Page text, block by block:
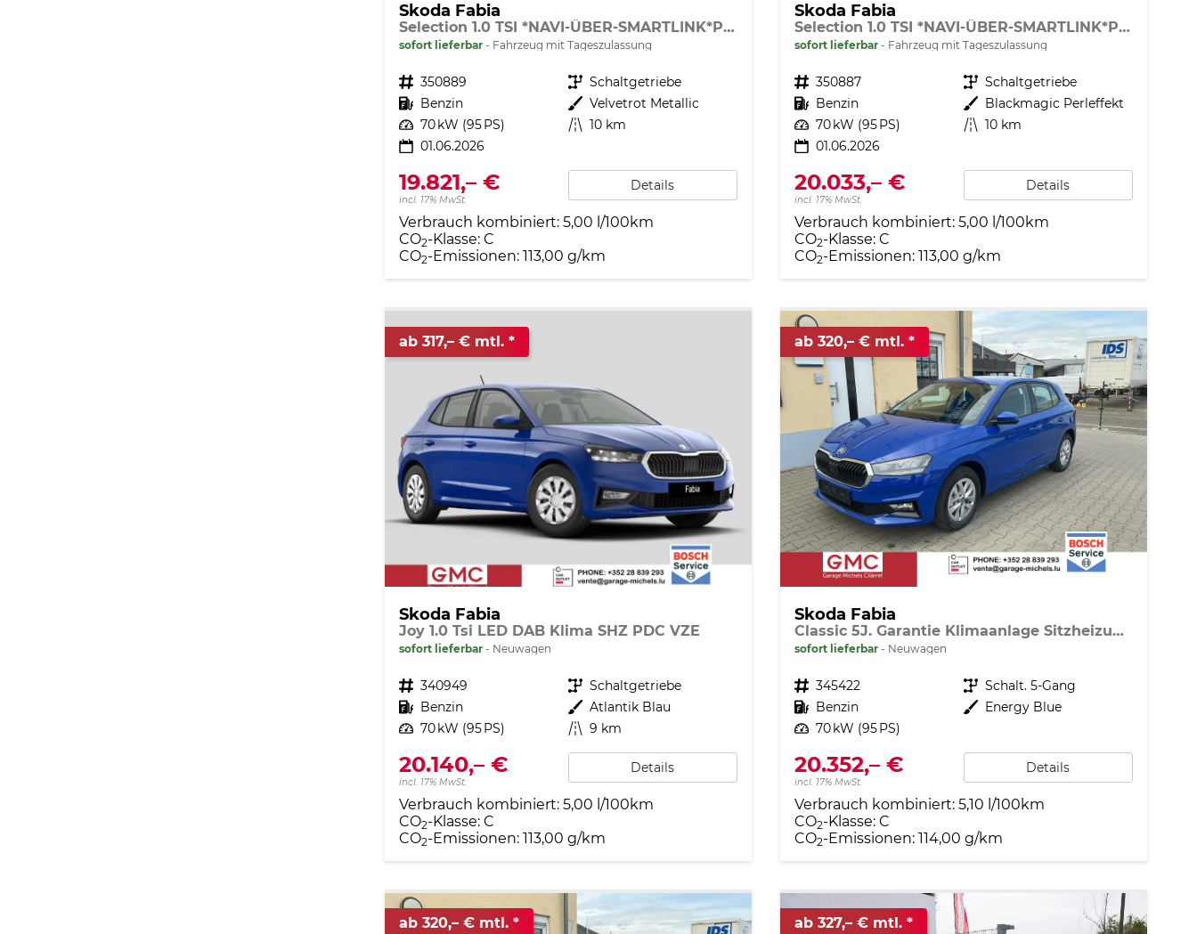
Skoda Fabia
Selection 1.0 TSI *NAVI-ÜBER-SMARTLINK*PDC-HI*LED*SHZ*KLIMA*RADIO
sofort lieferbar Fahrzeug mit Tageszulassung
Fahrzeugnr. 350889 Getriebe Schaltgetriebe
Kraftstoff Benzin Außenfarbe Velvetrot Metallic
Leistung 70 kW (95 PS) Kilometerstand 10 km
01.06.2026
19.821,– €
incl. 17% MwSt.
Details
Verbrauch kombiniert: 5,00 l/100km
CO2-Klasse: C
CO2-Emissionen: 113,00 g/km
Skoda Fabia
Selection 1.0 TSI *NAVI-ÜBER-SMARTLINK*PDC-HI*LED*SHZ*KLIMA*RADIO
sofort lieferbar Fahrzeug mit Tageszulassung
Fahrzeugnr. 350887 Getriebe Schaltgetriebe
Kraftstoff Benzin Außenfarbe Blackmagic Perleffekt
Leistung 70 kW (95 PS) Kilometerstand 10 km
01.06.2026
20.033,– €
incl. 17% MwSt.
Details
Verbrauch kombiniert: 5,00 l/100km
CO2-Klasse: C
CO2-Emissionen: 113,00 g/km
ab 317,– € mtl.
Skoda Fabia
Joy 1.0 Tsi LED DAB Klima SHZ PDC VZE
sofort lieferbar Neuwagen
Fahrzeugnr. 340949 Getriebe Schaltgetriebe
Kraftstoff Benzin Außenfarbe Atlantik Blau
Leistung 70 kW (95 PS) Kilometerstand 9 km
20.140,– €
incl. 17% MwSt.
Details
Verbrauch kombiniert: 5,00 l/100km
CO2-Klasse: C
CO2-Emissionen: 113,00 g/km
ab 320,– € mtl.
Skoda Fabia
Classic 5J. Garantie Klimaanlage Sitzheizung vorn Virtuelles Cockpit Kamera PDC v+h
sofort lieferbar Neuwagen
Fahrzeugnr. 345422 Getriebe Schalt. 5-Gang
Kraftstoff Benzin Außenfarbe Energy Blue
Leistung 70 kW (95 PS)
20.352,– €
incl. 17% MwSt.
Details
Verbrauch kombiniert: 5,10 l/100km
CO2-Klasse: C
CO2-Emissionen: 114,00 g/km
ab 320,– € mtl. ab 327,– € mtl.